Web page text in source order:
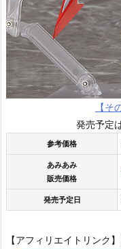
【そ
発売予定
参考価格
あみあみ
販売価格
発売予定日
【アフィリエイトリンク